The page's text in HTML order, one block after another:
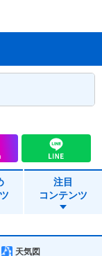
注目
コンテンツ
天気図